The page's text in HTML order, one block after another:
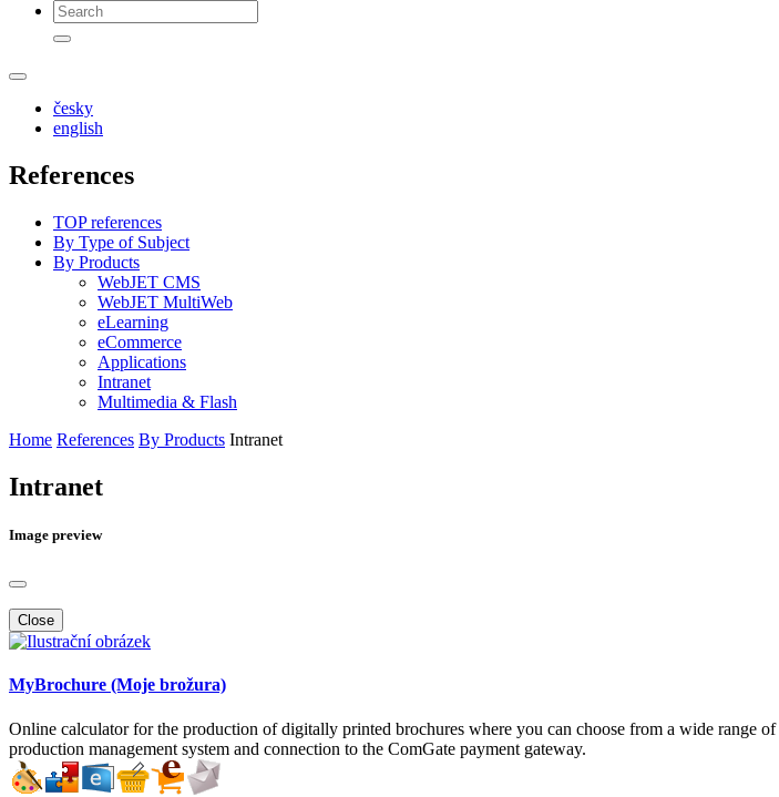
česky
english
References
TOP references
By Type of Subject
By Products
WebJET CMS
WebJET MultiWeb
eLearning
eCommerce
Applications
Intranet
Multimedia & Flash
Home References By Products Intranet
Intranet
Image preview
Close
MyBrochure (Moje brožura)
Online calculator for the production of digitally printed brochures where you can choose from a wide
production management system and connection to the ComGate payment gateway.